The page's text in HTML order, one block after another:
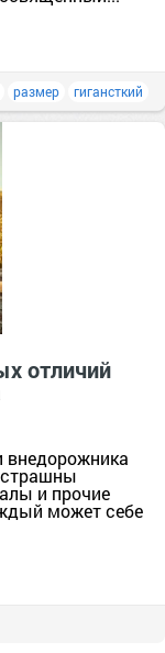
размер гигансткий
отличий
внедорожника
и прочие
может себе